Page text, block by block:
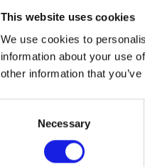
This website uses cookies
We use cookies to
information about your use
other information that
Necessary